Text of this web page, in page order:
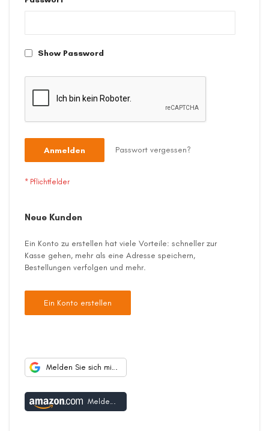
Show Password
Anmelden Passwort vergessen?
Neue Kunden
Ein Konto zu erstellen hat viele Vorteile: schneller zur
Kasse gehen, mehr als eine Adresse speichern,
Bestellungen verfolgen und mehr.
Ein Konto erstellen
Melden Sie sich mit Google an
Melden Sie sich mit Amazon an